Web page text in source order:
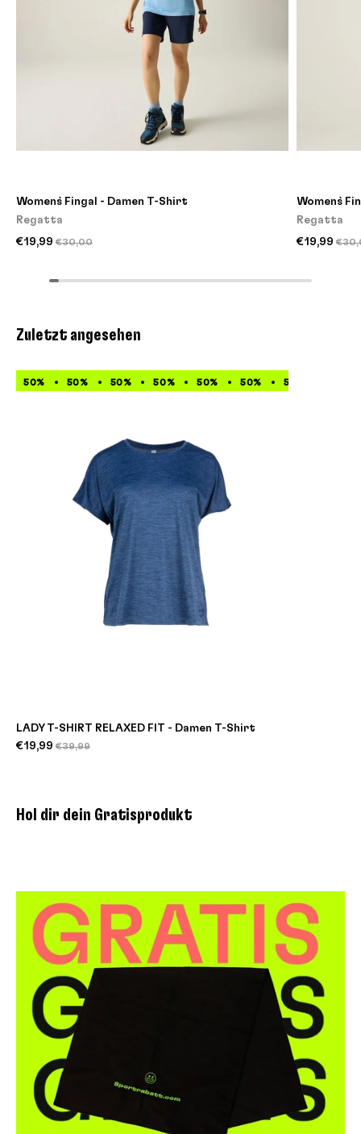
Women`s Fingal - Damen T-Shirt
Regatta
€19,99 €30,00
Women`s
Regatta
€19,99
Zuletzt angesehen
50% 50% 50% 50% 50% 50% 50%
LADY T-SHIRT RELAXED FIT - Damen T-Shirt
€19,99 €39,99
Hol dir dein Gratisprodukt